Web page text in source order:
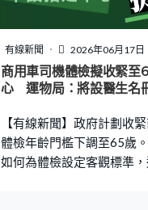
透過通訊軟件Signal群組
訊群組至少有23名成員。
宗教和反政府情緒，認為
利益。FBI亦在普羅珀家中
之後在加州拘捕分別24和
殺。
有線新聞 2026年06月17日
商用車司機體檢擬收緊
心 運物局：將設醫生名
【有線新聞】政府計劃收
體檢年齡門檻下調至65歲
如何為體檢設定客觀標準